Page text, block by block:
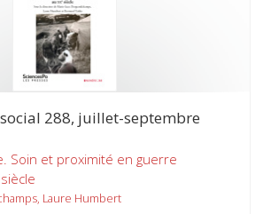
288, juillet-septembre
Soin et proximité en guerre
Laure Humbert